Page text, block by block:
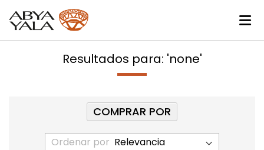
Resultados para: 'none'
Ordenar por
COMPRAR POR